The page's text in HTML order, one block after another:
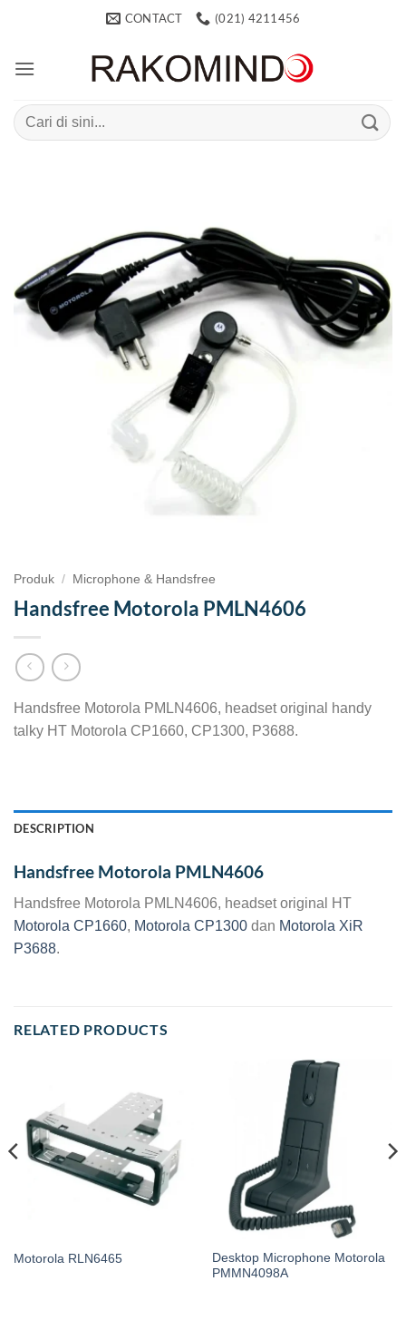
CONTACT (021) 4211456
Search
for:
Produk / Microphone & Handsfree
Handsfree Motorola PMLN4606
Handsfree Motorola PMLN4606, headset original handy
talky HT Motorola CP1660, CP1300, P3688.
DESCRIPTION
Handsfree Motorola PMLN4606
Handsfree Motorola PMLN4606, headset original HT
Motorola CP1660, Motorola CP1300 dan Motorola XiR
P3688.
RELATED PRODUCTS
Motorola RLN6465
Desktop Microphone Motorola
PMMN4098A